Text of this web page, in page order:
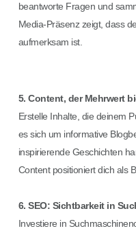
beantworte Fragen und
Media-Präsenz zeigt, dass
aufmerksam ist.
5. Content, der Mehrwert
Erstelle Inhalte, die deinem
es sich um informative
inspirierende Geschichten
Content positioniert dich als
6. SEO: Sichtbarkeit in
Investiere in